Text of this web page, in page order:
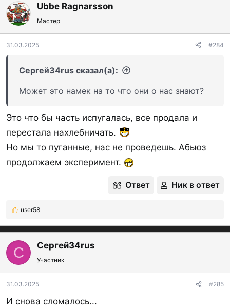
Ubbe Ragnarsson
Мастер
31.03.2025 #284
Сергей34rus сказал(а):
Может это намек на то что они о нас знают?
Это что бы часть испугалась, все продала и
перестала нахлебничать.
Но мы то пуганные, нас не проведешь. Абьюз
продолжаем эксперимент.
Ответ Ник в ответ
Р
е
а
к
ц
и
и
:
user58
С Сергей34rus
Участник
31.03.2025 #285
И снова сломалось...